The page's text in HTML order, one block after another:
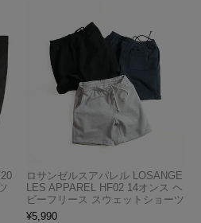
ロサンゼルスアパレル LOSANGE
LES APPAREL HF02 14オンス ヘ
ビーフリース スウェットショーツ
¥5,990